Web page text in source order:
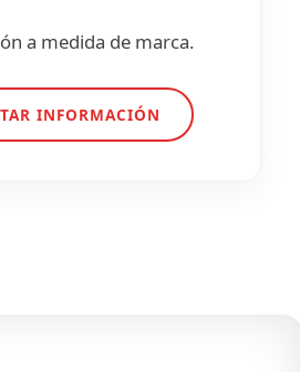
a medida de marca.
INFORMACIÓN